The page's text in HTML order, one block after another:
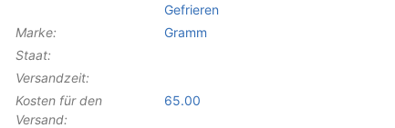
Gefrieren
Marke:
Gramm
Staat:
Versandzeit:
Kosten für den
Versand:
65.00